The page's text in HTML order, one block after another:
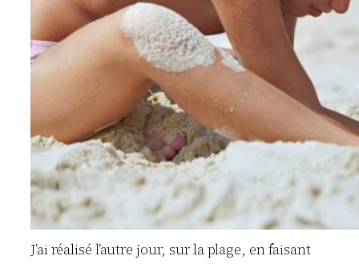
J’ai réalisé l’autre jour, sur la plage, en faisant